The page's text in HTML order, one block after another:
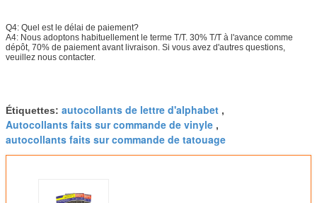
Q4: Quel est le délai de paiement?
A4: Nous adoptons habituellement le terme T/T. 30% T/T à l'avance comme
dépôt, 70% de paiement avant livraison. Si vous avez d'autres questions,
veuillez nous contacter.
Étiquettes: autocollants de lettre d'alphabet ,
Autocollants faits sur commande de vinyle ,
autocollants faits sur commande de tatouage